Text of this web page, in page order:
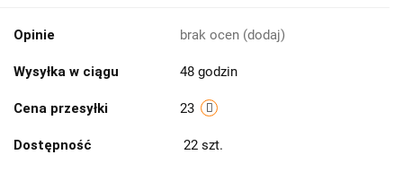
Opinie brak ocen (dodaj)
Wysyłka w ciągu 48 godzin
Cena przesyłki 23
Dostępność 22 szt.